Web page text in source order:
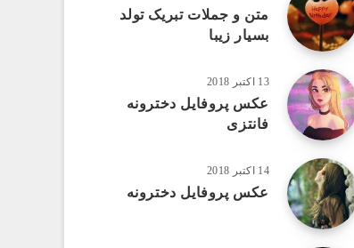
متن و جملات تبریک تولد
بسیار زیبا
13 اکتبر 2018
عکس پروفایل دخترونه
فانتزی
14 اکتبر 2018
عکس پروفایل دخترونه